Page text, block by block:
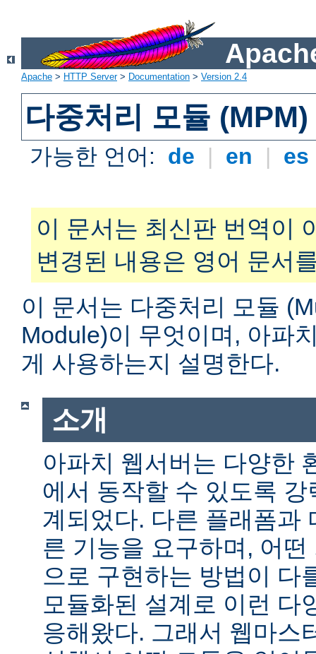
Apache > HTTP Server> Documentation > Version 2.4
다중처리 모듈 (MPM)
가능한 언어: de | en | es
이 문서는 최신판 번역이
변경된 내용은 영어 문서
이 문서는 다중처리 모듈
Module)이 무엇이며, 아파
게 사용하는지 설명한다.
소개
아파치 웹서버는 다양한
에서 동작할 수 있도록
계되었다. 다른 플래폼과
른 기능을 요구하며, 어
으로 구현하는 방법이 다
모듈화된 설계로 이런 다
응해왔다. 그래서 웹마스